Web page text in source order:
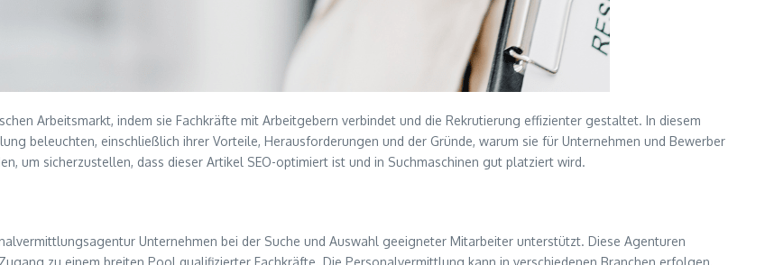
Arbeitsmarkt, indem sie Fachkräfte mit Arbeitgebern verbindet und die Rekrutierung effizienter gestaltet. In diesem
beleuchten, einschließlich ihrer Vorteile, Herausforderungen und der Gründe, warum sie für Unternehmen und Bewerber
um sicherzustellen, dass dieser Artikel SEO-optimiert ist und in Suchmaschinen gut platziert wird.
Unternehmen bei der Suche und Auswahl geeigneter Mitarbeiter unterstützt. Diese Agenturen
zu einem breiten Pool qualifizierter Fachkräfte. Die Personalvermittlung kann in verschiedenen Branchen erfolgen,